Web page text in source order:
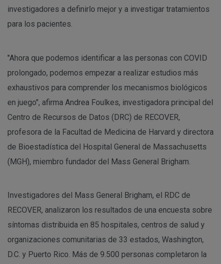
investigadores a definirlo mejor y a investigar tratamientos
para los pacientes.
"Ahora que podemos identificar a las personas con COVID
prolongado, podemos empezar a realizar estudios más
exhaustivos para comprender los mecanismos biológicos
en juego", afirma Andrea Foulkes, investigadora principal del
Centro de Recursos de Datos (DRC) de RECOVER,
profesora de la Facultad de Medicina de Harvard y directora
de Bioestadística del Hospital General de Massachusetts
(MGH), miembro fundador del Mass General Brigham.
Investigadores del Mass General Brigham, el RDC de
RECOVER, analizaron los resultados de una encuesta sobre
síntomas distribuida en 85 hospitales, centros de salud y
organizaciones comunitarias de 33 estados, Washington,
D.C. y Puerto Rico. Más de 9.500 personas completaron la